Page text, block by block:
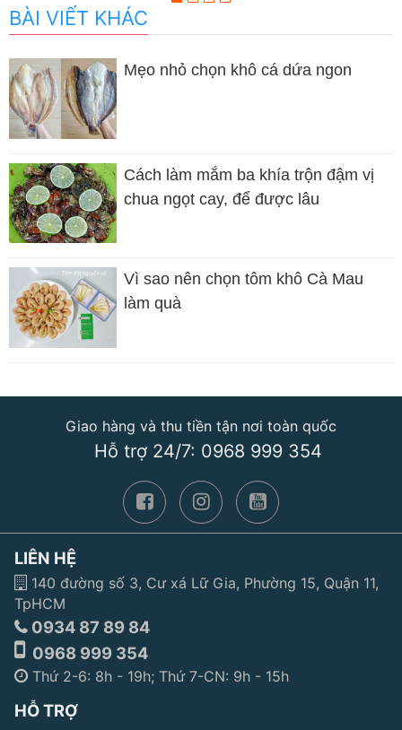
BÀI VIẾT KHÁC
Mẹo nhỏ chọn khô cá dứa ngon
Cách làm mắm ba khía trộn đậm vị
chua ngọt cay, để được lâu
Vì sao nên chọn tôm khô Cà Mau
làm quà
Giao hàng và thu tiền tận nơi toàn quốc
Hỗ trợ 24/7: 0968 999 354
LIÊN HỆ
140 đường số 3, Cư xá Lữ Gia, Phường 15, Quận 11,
TpHCM
0934 87 89 84
0968 999 354
Thứ 2-6: 8h - 19h; Thứ 7-CN: 9h - 15h
HỖ TRỢ